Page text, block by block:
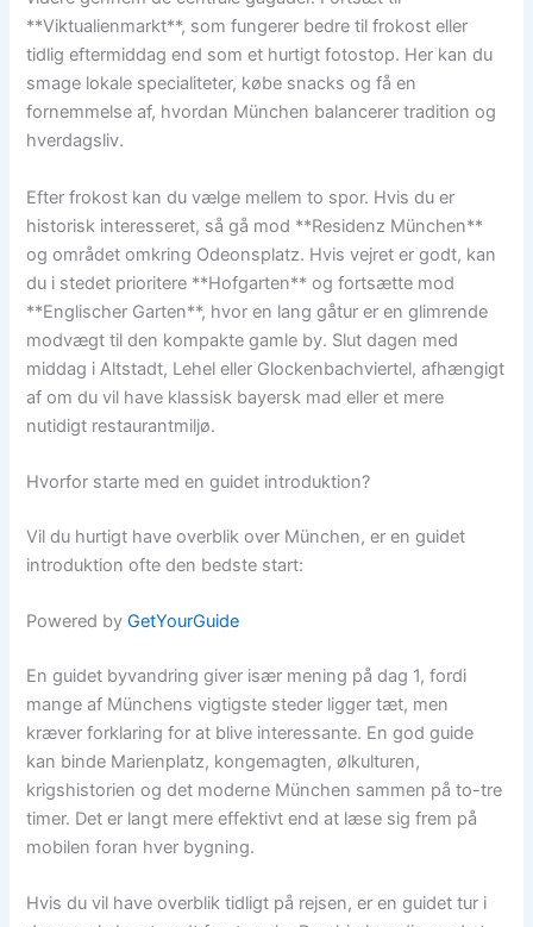
**Viktualienmarkt**, som fungerer bedre til frokost eller
tidlig eftermiddag end som et hurtigt fotostop. Her kan du
smage lokale specialiteter, købe snacks og få en
fornemmelse af, hvordan München balancerer tradition og
hverdagsliv.
Efter frokost kan du vælge mellem to spor. Hvis du er
historisk interesseret, så gå mod **Residenz München**
og området omkring Odeonsplatz. Hvis vejret er godt, kan
du i stedet prioritere **Hofgarten** og fortsætte mod
**Englischer Garten**, hvor en lang gåtur er en glimrende
modvægt til den kompakte gamle by. Slut dagen med
middag i Altstadt, Lehel eller Glockenbachviertel, afhængigt
af om du vil have klassisk bayersk mad eller et mere
nutidigt restaurantmiljø.
Hvorfor starte med en guidet introduktion?
Vil du hurtigt have overblik over München, er en guidet
introduktion ofte den bedste start:
Powered byGetYourGuide
En guidet byvandring giver især mening på dag 1, fordi
mange af Münchens vigtigste steder ligger tæt, men
kræver forklaring for at blive interessante. En god guide
kan binde Marienplatz, kongemagten, ølkulturen,
krigshistorien og det moderne München sammen på to-tre
timer. Det er langt mere effektivt end at læse sig frem på
mobilen foran hver bygning.
Hvis du vil have overblik tidligt på rejsen, er en guidet tur i